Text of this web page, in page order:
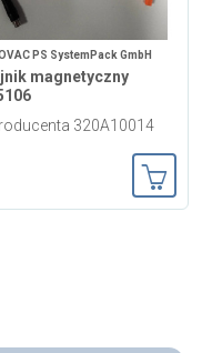
PS SystemPack GmbH
magnetyczny
320A10014